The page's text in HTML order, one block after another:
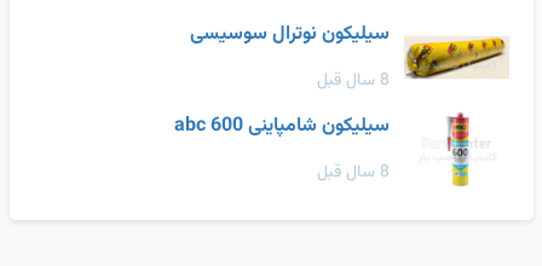
سیلیکون نوترال سوسیسی
8 سال قبل
سیلیکون شامپاینی abc 600
8 سال قبل